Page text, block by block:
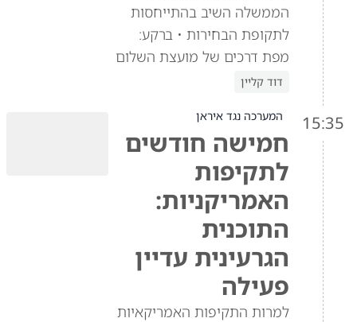
הממשלה השיב בהתייחסות
לתקופת הבחירות • ברקע:
מפת דרכים של מועצת השלום
דוד קליין
15:35 המערכה נגד איראן
חמישה חודשים
לתקיפות
האמריקניות:
התוכנית
הגרעינית עדיין
פעילה
למרות התקיפות האמריקאיות